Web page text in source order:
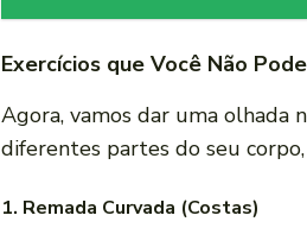
Exercícios que Você Não
Agora, vamos dar uma olhada
diferentes partes do seu
1. Remada Curvada (Costas)